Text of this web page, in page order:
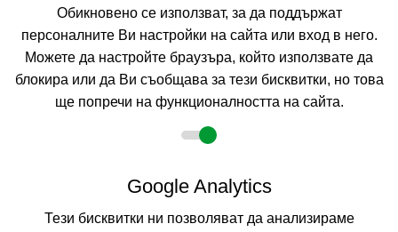
КАЛКУЛИРАЙ ЦЕНА
Обикновено се използват, за да поддържат
персоналните Ви настройки на сайта или вход в него.
Можете да настройте браузъра, който използвате да
блокира или да Ви съобщава за тези бисквитки, но това
ще попречи на функционалността на сайта.
Google Analytics
Тези бисквитки ни позволяват да анализираме